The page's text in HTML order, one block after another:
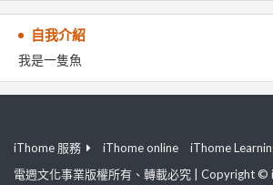
自我介紹
我是一隻魚
iThome 服務 iThome online
iThome
電週文化事業版權所有、轉載必究 | Copyright ©